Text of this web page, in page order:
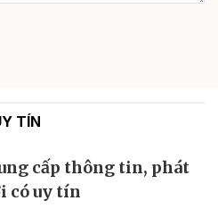
TÍN
cấp thông tin, phát
có uy tín